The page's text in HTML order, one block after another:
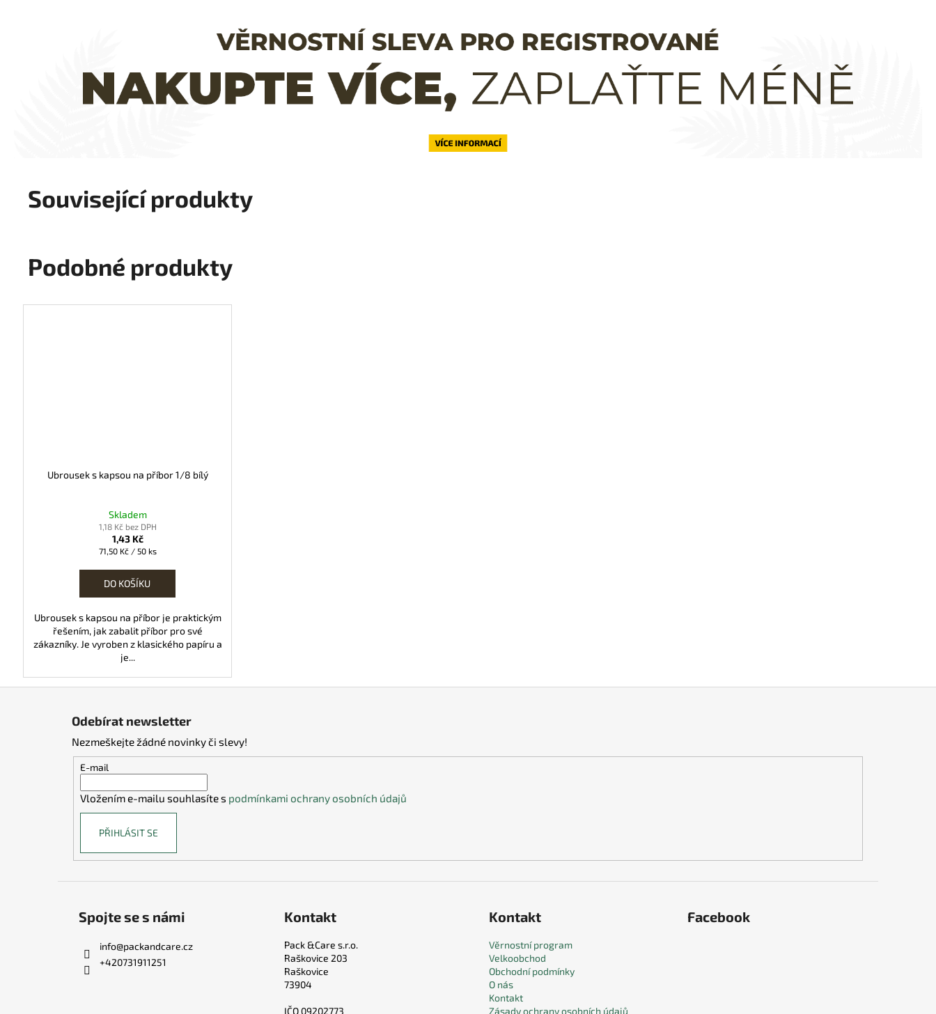
Související produkty
Podobné produkty
Ubrousek s kapsou na příbor 1/8 bílý
Skladem
1,18 Kč bez DPH
1,43 Kč
Měrná
71,50 Kč / 50 ks
DO KOŠÍKU
Ubrousek s kapsou na příbor je praktickým
řešením, jak zabalit příbor pro své
zákazníky. Je vyroben z klasického papíru a
je...
Odebírat newsletter
Nezmeškejte žádné novinky či slevy!
E-mail
Vložením e-mailu souhlasíte s podmínkami ochrany osobních údajů
PŘIHLÁSIT SE
Spojte se s námi
info@packandcare.cz
+420731911251
Kontakt
Pack &Care s.r.o.
Raškovice 203
Raškovice
73904
IČO 09202773
Kontakt
Věrnostní program
Velkoobchod
Obchodní podmínky
O nás
Kontakt
Zásady ochrany osobních údajů
Facebook